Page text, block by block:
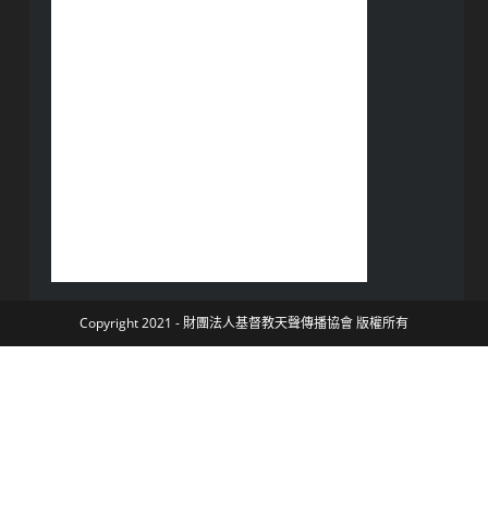
Copyright 2021 - 財團法人基督教天聲傳播協會 版權所有